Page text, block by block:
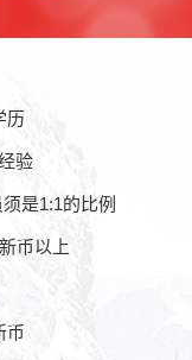
历
验
是1:1的比例
币以上
币